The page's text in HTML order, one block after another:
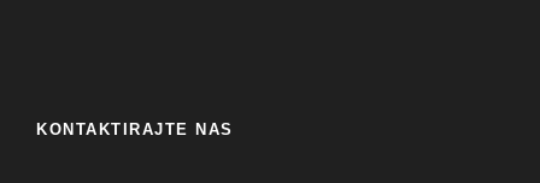
KONTAKTIRAJTE NAS